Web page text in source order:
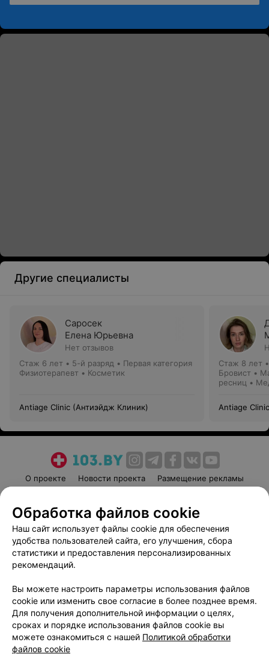
Другие специалисты
Саросек
Елена Юрьевна
Нет отзывов
Стаж 6 лет • 5-й разряд • Первая категория
Физиотерапевт • Косметик
Antiage Clinic (Антиэйдж Клиник)
Стаж 8 лет
Бровист •
ресниц •
Antiage
О проекте Новости проекта
Размещение рекламы
Пользовательское соглашение
Способы оплаты
Вакансии
Партнеры
Написать руководителю 103.by
Обработка персональных данных
Обработка файлов cookie
Наш сайт использует файлы cookie для обеспечения
удобства пользователей сайта, его улучшения, сбора
статистики и предоставления персонализированных
рекомендаций.
Вы можете настроить параметры использования файлов
cookie или изменить свое согласие в более позднее время.
Для получения дополнительной информации о целях,
сроках и порядке использования файлов cookie вы
можете ознакомиться с нашей Политикой обработки
файлов cookie